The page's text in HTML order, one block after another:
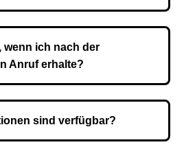
wenn ich nach der
Anruf erhalte?
gegebenenfalls die Bestellung.
sind verfügbar?